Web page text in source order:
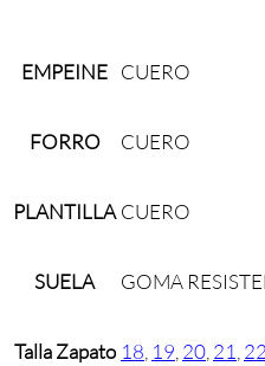
EMPEINE CUERO
FORRO CUERO
PLANTILLA CUERO
SUELA GOMA
Talla Zapato 18 19 20 21 22